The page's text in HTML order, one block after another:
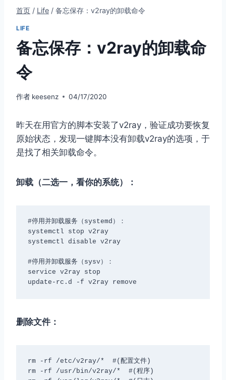
首页 / Life / 备忘保存：v2ray的卸载命令
LIFE
备忘保存：v2ray的卸载命
令
作者 keesenz 04/17/2020
昨天在用官方的脚本安装了v2ray，验证成功要恢复
原始状态，发现一键脚本没有卸载v2ray的选项，于
是找了相关卸载命令。
卸载（二选一，看你的系统）：
#停用并卸载服务（systemd）：
systemctl stop v2ray
systemctl disable v2ray
#停用并卸载服务（sysv）：
service v2ray stop
update-rc.d -f v2ray remove
删除文件：
rm -rf /etc/v2ray/*  #(配置文件)
rm -rf /usr/bin/v2ray/*  #(程序)